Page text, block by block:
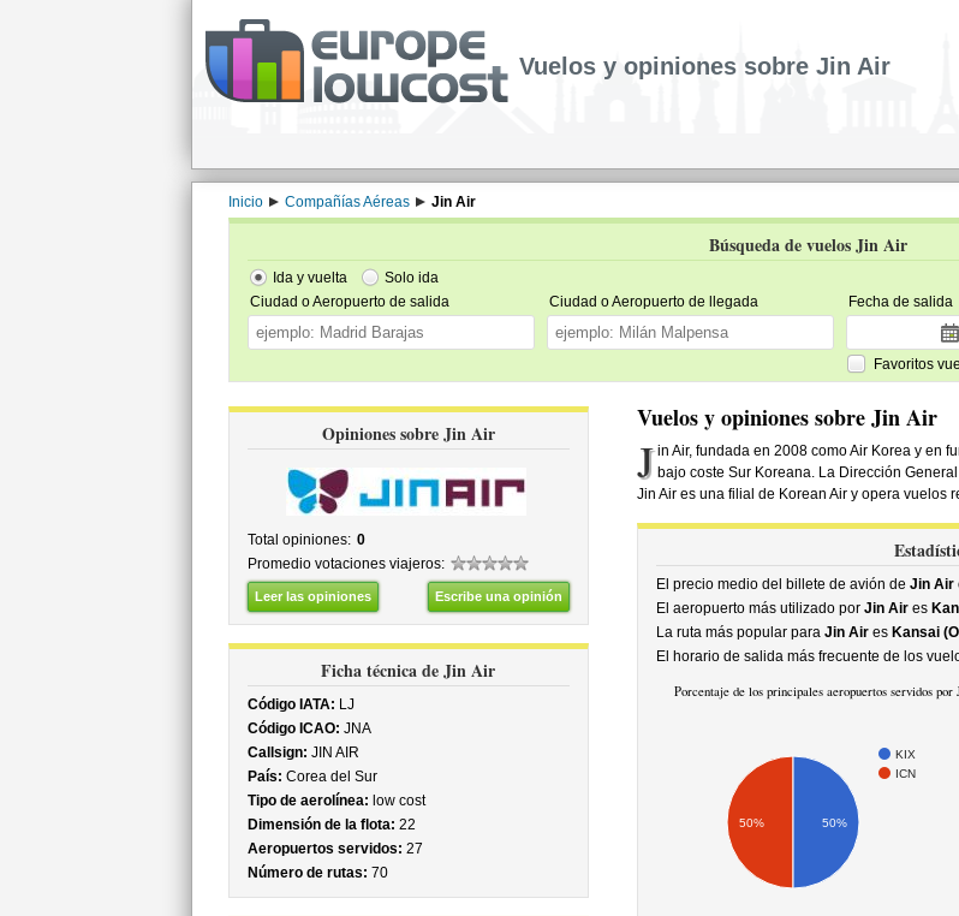
Vuelos y opiniones sobre Jin Air
Inicio Compañías Aéreas Jin Air
Búsqueda de vuelos Jin Air
Ida y vuelta
Solo ida
Ciudad o Aeropuerto de salida
Ciudad o Aeropuerto de llegada Fecha de salida
Favoritos
Opiniones sobre Jin Air
Total opiniones: 0
Promedio votaciones viajeros:
Leer las opiniones Escribe una opinión
Ficha técnica de Jin Air
Código IATA: LJ
Código ICAO: JNA
Callsign: JIN AIR
País: Corea del Sur
Tipo de aerolínea: low cost
Dimensión de la flota: 22
Aeropuertos servidos: 27
Número de rutas: 70
Vuelos y opiniones sobre Jin Air
J in Air, fundada en 2008 como Air Korea y en
bajo coste Sur Koreana. La Dirección
Jin Air es una filial de Korean Air y opera vuelos
El precio medio del billete de avión de Jin Air
El aeropuerto más utilizado por Jin Aires
La ruta más popular para Jin Aires Kansai
El horario de salida más frecuente de los
Porcentaje de los principales aeropuertos servidos
KIX
ICN
50% 50%